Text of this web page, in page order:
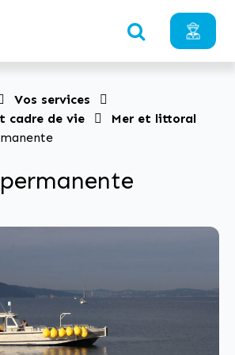
Vos services
cadre de vie
Mer et littoral